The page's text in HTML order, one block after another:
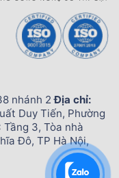
nhánh 2Địa chỉ:
Duy Tiến, Phường
Tầng 3, Tòa nhà
Đô, TP Hà Nội,